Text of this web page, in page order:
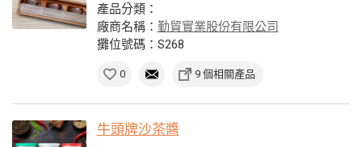
產品分類：
廠商名稱： 勤貿實業股份有限公司
攤位號碼：S268
0 9 個相關產品
牛頭牌沙茶醬